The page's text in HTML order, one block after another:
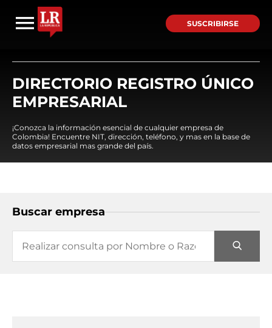
SUSCRIBIRSE
DIRECTORIO REGISTRO ÚNICO
EMPRESARIAL
¡Conozca la información esencial de cualquier empresa de
Colombia! Encuentre NIT, dirección, teléfono, y mas en la base de
datos empresarial mas grande del país.
Buscar empresa